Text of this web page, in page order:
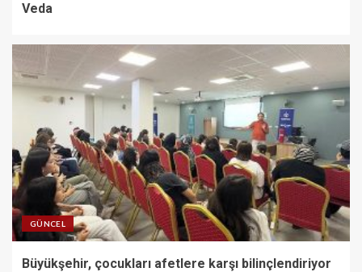
Veda
GÜNCEL
Büyükşehir, çocukları afetlere karşı bilinçlendiriyor